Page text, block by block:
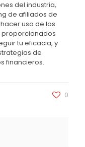
del industria,
de afiliados de
uso de los
tu eficacia, y
de
financieros.
0